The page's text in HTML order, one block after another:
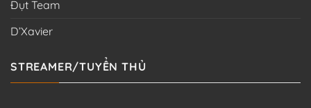
Đụt Team
D’Xavier
STREAMER/TUYỂN THỦ